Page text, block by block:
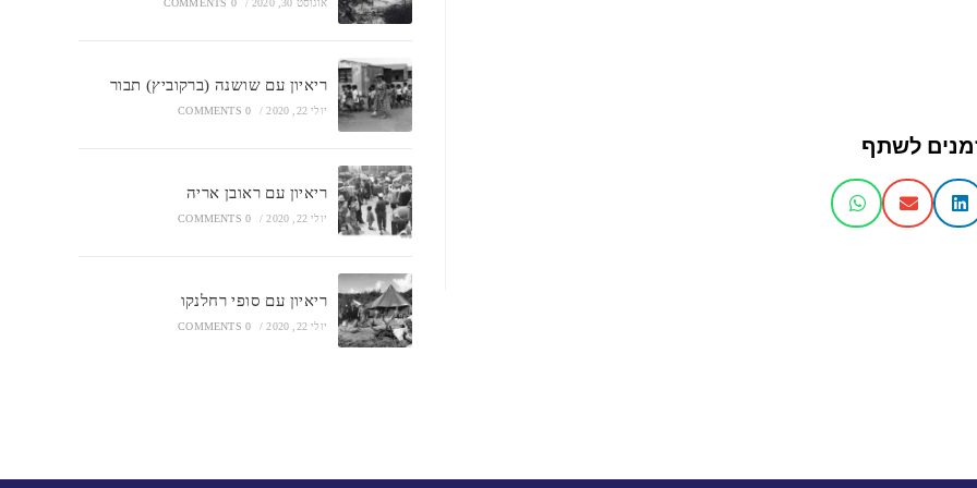
לשתף
אוגוסט 30, 2020 /
0 COMMENTS
ריאיון עם שושנה (ברקוביץ) תבור
יולי 22, 2020 /
0 COMMENTS
ריאיון עם ראובן אריה
יולי 22, 2020 /
0 COMMENTS
ריאיון עם סופי רחלנקו
יולי 22, 2020 /
0 COMMENTS